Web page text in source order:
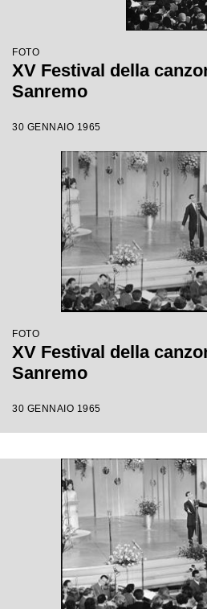
FOTO
XV Festival della
Sanremo
30 GENNAIO 1965
FOTO
XV Festival della
Sanremo
30 GENNAIO 1965